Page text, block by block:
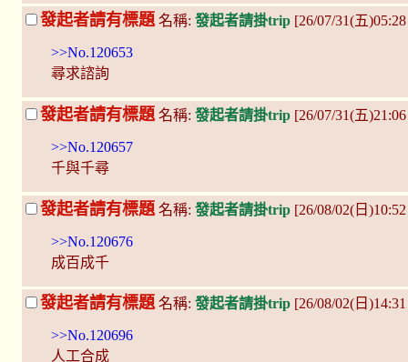
發起者請有標題 名稱: 發起者請掛trip [26/07/31(五
>>No.120653
尋求諮詢
發起者請有標題 名稱: 發起者請掛trip [26/07/31(五
>>No.120657
千與千尋
發起者請有標題 名稱: 發起者請掛trip [26/08/02(日
>>No.120676
成百成千
發起者請有標題 名稱: 發起者請掛trip [26/08/02(日
>>No.120696
人工合成